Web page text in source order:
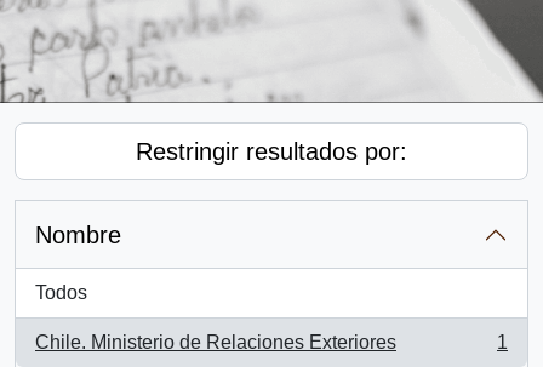
Restringir resultados por:
Nombre
Todos
Chile. Ministerio de Relaciones Exteriores
, 1 resultados
1